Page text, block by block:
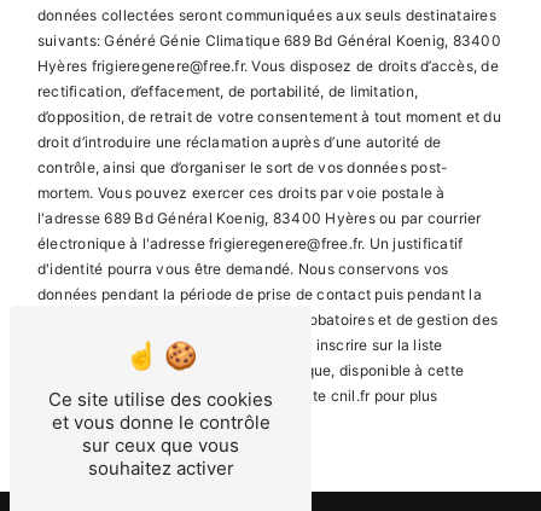
données collectées seront communiquées aux seuls destinataires
suivants: Généré Génie Climatique 689 Bd Général Koenig, 83400
Hyères frigieregenere@free.fr. Vous disposez de droits d’accès, de
rectification, d’effacement, de portabilité, de limitation,
d’opposition, de retrait de votre consentement à tout moment et du
droit d’introduire une réclamation auprès d’une autorité de
contrôle, ainsi que d’organiser le sort de vos données post-
mortem. Vous pouvez exercer ces droits par voie postale à
l'adresse 689 Bd Général Koenig, 83400 Hyères ou par courrier
électronique à l'adresse frigieregenere@free.fr. Un justificatif
d'identité pourra vous être demandé. Nous conservons vos
données pendant la période de prise de contact puis pendant la
durée de prescription légale aux fins probatoires et de gestion des
contentieux. Vous avez le droit de vous inscrire sur la liste
d'opposition au démarchage téléphonique, disponible à cette
adresse:Bloctel.gouv.fr . Consultez le site cnil.fr pour plus
d’informations sur vos droits.
Ce site utilise des cookies
et vous donne le contrôle
sur ceux que vous
souhaitez activer